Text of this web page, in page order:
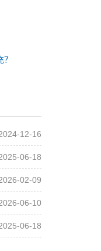
12-16
06-18
02-09
06-10
06-18